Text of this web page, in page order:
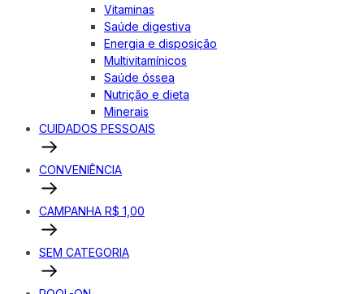
Vitaminas
Saúde digestiva
Energia e disposição
Multivitamínicos
Saúde óssea
Nutrição e dieta
Minerais
CUIDADOS PESSOAIS
CONVENIÊNCIA
CAMPANHA R$ 1,00
SEM CATEGORIA